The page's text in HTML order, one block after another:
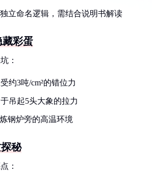
立命名逻辑，需结合说明书解读
藏彩蛋
：
受约3吨/cm²的错位力
于吊起5头大象的拉力
钢炉旁的高温环境
秘
：